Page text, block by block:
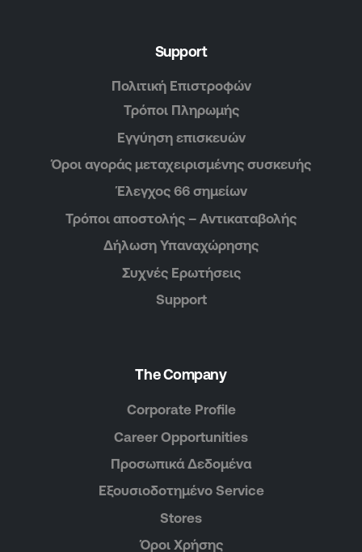
Support
Πολιτική Επιστροφών
Τρόποι Πληρωμής
Εγγύηση επισκευών
Όροι αγοράς μεταχειρισμένης συσκευής
Έλεγχος 66 σημείων
Τρόποι αποστολής – Αντικαταβολής
Δήλωση Υπαναχώρησης
Συχνές Ερωτήσεις
Support
The Company
Corporate Profile
Career Opportunities
Προσωπικά Δεδομένα
Εξουσιοδοτημένο Service
Stores
Όροι Χρήσης